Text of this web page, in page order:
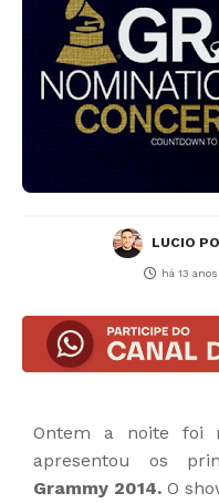
LUCIO
há 13 anos
Ontem a noite foi
apresentou os
Grammy 2014. O